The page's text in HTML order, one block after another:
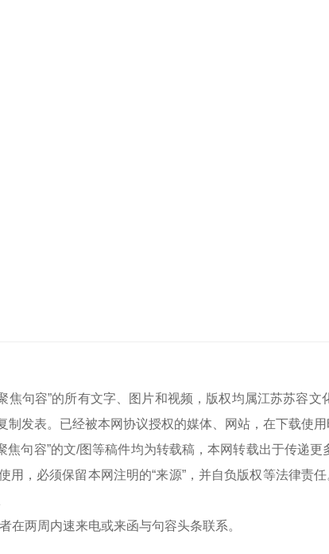
焦句容”的所有文字、图片和视频，版权均属江苏苏容
发表。已经被本网协议授权的媒体、网站，在下载使用
焦句容”的文/图等稿件均为转载稿，本网转载出于传递
，必须保留本网注明的“来源”，并自负版权等法律责任
在两周内速来电或来函与句容头条联系。